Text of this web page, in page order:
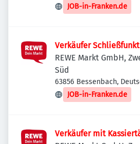
JOB-in-Franken.de
Verkäufer
REWE Markt GmbH,
Süd
63856 Bessenbach,
JOB-in-Franken.de
Verkäufer mit